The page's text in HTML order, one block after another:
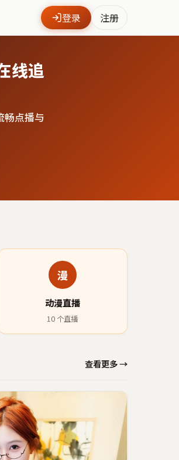
登录 注册
线追
畅点播与
漫
动漫直播
10 个直播
查看更多 →